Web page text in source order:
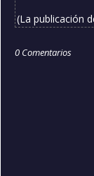
(La publicación
0 Comentarios